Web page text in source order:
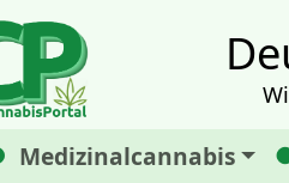
Medizinalcannabis